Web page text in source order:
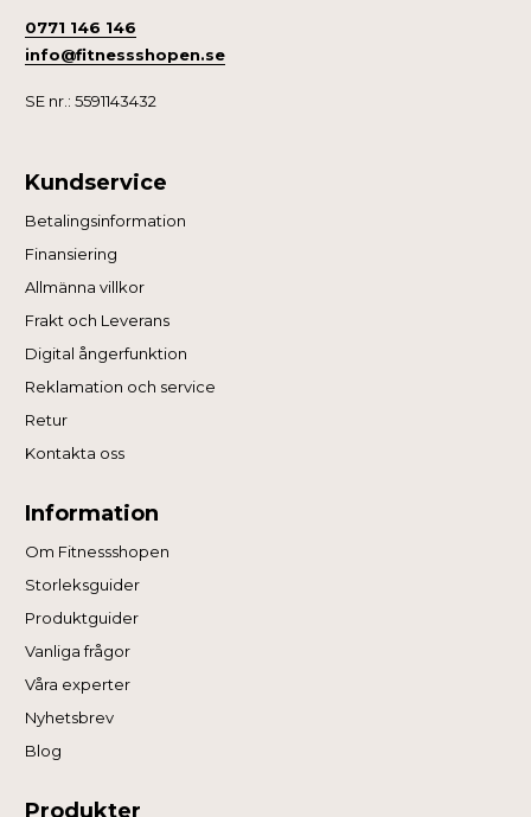
0771 146 146
info@fitnessshopen.se
SE nr.: 5591143432
Kundservice
Betalingsinformation
Finansiering
Allmänna villkor
Frakt och Leverans
Digital ångerfunktion
Reklamation och service
Retur
Kontakta oss
Information
Om Fitnessshopen
Storleksguider
Produktguider
Vanliga frågor
Våra experter
Nyhetsbrev
Blog
Produkter